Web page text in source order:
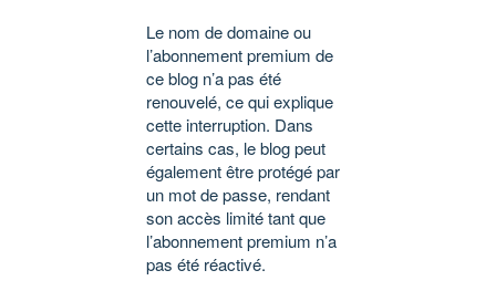
Le nom de domaine ou
l’abonnement premium de
ce blog n’a pas été
renouvelé, ce qui explique
cette interruption. Dans
certains cas, le blog peut
également être protégé par
un mot de passe, rendant
son accès limité tant que
l’abonnement premium n’a
pas été réactivé.